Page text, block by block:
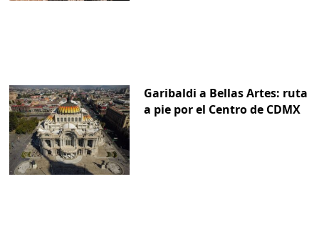
Garibaldi a Bellas Artes: ruta
a pie por el Centro de CDMX